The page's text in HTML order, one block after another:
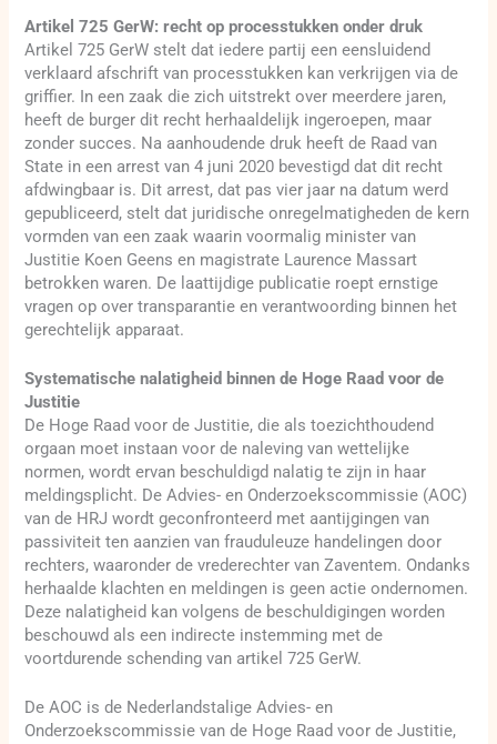
Artikel 725 GerW: recht op processtukken onder druk
Artikel 725 GerW stelt dat iedere partij een eensluidend
verklaard afschrift van processtukken kan verkrijgen via de
griffier. In een zaak die zich uitstrekt over meerdere jaren,
heeft de burger dit recht herhaaldelijk ingeroepen, maar
zonder succes. Na aanhoudende druk heeft de Raad van
State in een arrest van 4 juni 2020 bevestigd dat dit recht
afdwingbaar is. Dit arrest, dat pas vier jaar na datum werd
gepubliceerd, stelt dat juridische onregelmatigheden de kern
vormden van een zaak waarin voormalig minister van
Justitie Koen Geens en magistrate Laurence Massart
betrokken waren. De laattijdige publicatie roept ernstige
vragen op over transparantie en verantwoording binnen het
gerechtelijk apparaat.
Systematische nalatigheid binnen de Hoge Raad voor de
Justitie
De Hoge Raad voor de Justitie, die als toezichthoudend
orgaan moet instaan voor de naleving van wettelijke
normen, wordt ervan beschuldigd nalatig te zijn in haar
meldingsplicht. De Advies- en Onderzoekscommissie (AOC)
van de HRJ wordt geconfronteerd met aantijgingen van
passiviteit ten aanzien van frauduleuze handelingen door
rechters, waaronder de vrederechter van Zaventem. Ondanks
herhaalde klachten en meldingen is geen actie ondernomen.
Deze nalatigheid kan volgens de beschuldigingen worden
beschouwd als een indirecte instemming met de
voortdurende schending van artikel 725 GerW.
De AOC is de Nederlandstalige Advies- en
Onderzoekscommissie van de Hoge Raad voor de Justitie,